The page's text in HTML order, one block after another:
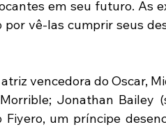
em seu futuro. As
vê-las cumprir seus
vencedora do Oscar,
Jonathan Bailey
Fiyero, um príncipe